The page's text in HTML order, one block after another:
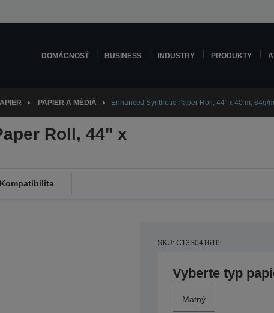
DOMÁCNOSŤ BUSINESS INDUSTRY PRODUKTY
PAPIER A MÉDIÁ Enhanced Synthetic Paper Roll, 44" x 40 m, 84g/
Roll, 44" x
Kompatibilita
SKU: C13S041616
Vyberte typ
Matný